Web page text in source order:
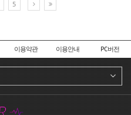
5
이용약관 이용안내 PC버전